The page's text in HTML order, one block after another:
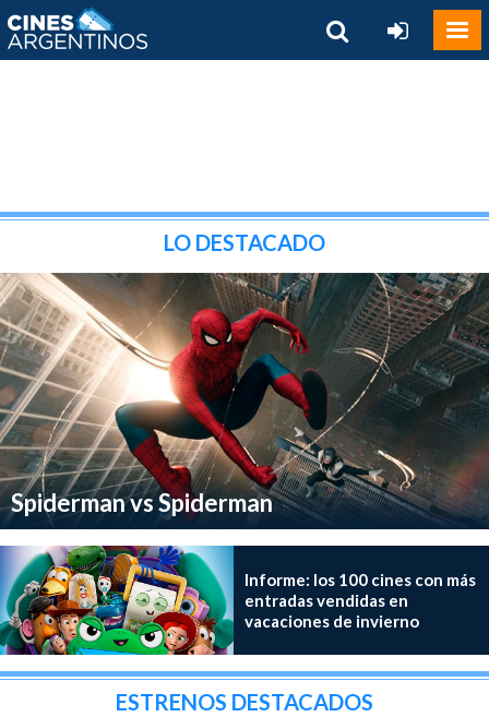
LO DESTACADO
Spiderman vs Spiderman
Informe: los 100 cines con más
entradas vendidas en
vacaciones de invierno
ESTRENOS DESTACADOS